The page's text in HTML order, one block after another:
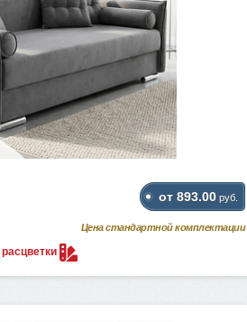
от 893.00 руб.
Цена стандартной комплектации
расцветки